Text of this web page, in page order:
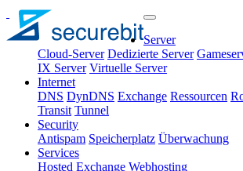
Server
Cloud-Server Dedizierte Server
IX Server Virtuelle Server
Internet
DNS DynDNS Exchange Ressourcen
Transit Tunnel
Security
Antispam Speicherplatz Überwachung
Services
Hosted Exchange Webhosting